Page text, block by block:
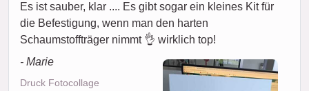
Es ist sauber, klar .... Es gibt sogar ein kleines Kit für
die Befestigung, wenn man den harten
Schaumstoffträger nimmt 👌 wirklich top!
- Marie
Druck Fotocollage